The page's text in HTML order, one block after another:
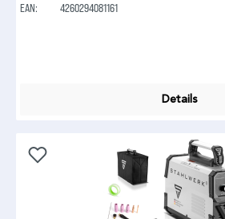
EAN:
4260294081161
Details